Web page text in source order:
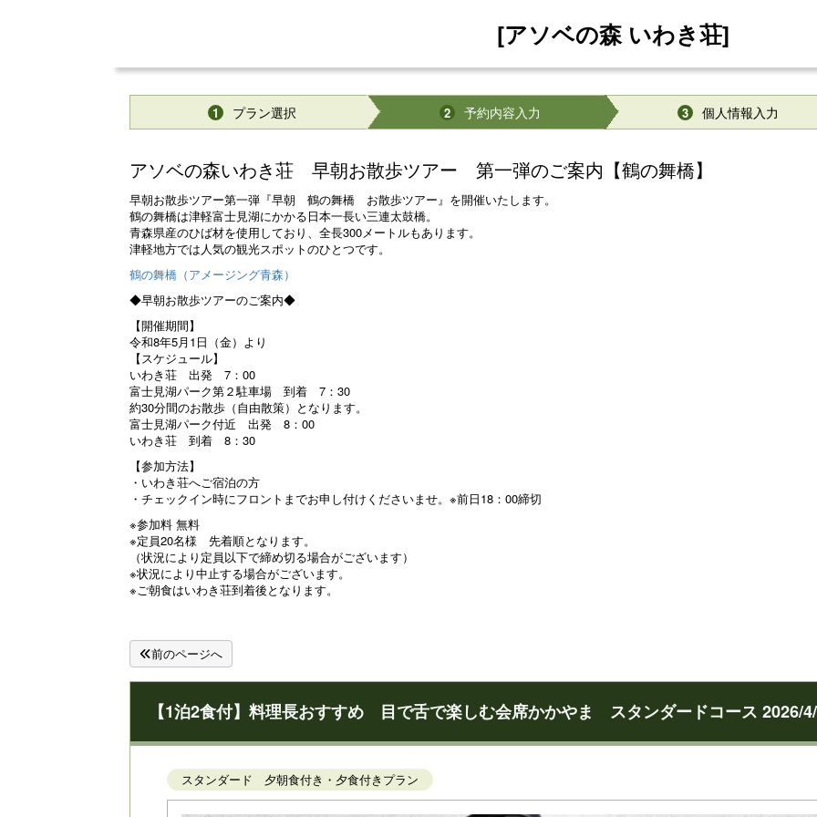
[アソベの森 いわき荘]
1 プラン選択 2 予約内容入力 3 個人情報入力
アソベの森いわき荘 早朝お散歩ツアー 第一弾のご案内【鶴の舞橋】
早朝お散歩ツアー第一弾『早朝 鶴の舞橋 お散歩ツアー』を開催いたします。
鶴の舞橋は津軽富士見湖にかかる日本一長い三連太鼓橋。
青森県産のひば材を使用しており、全長300メートルもあります。
津軽地方では人気の観光スポットのひとつです。
鶴の舞橋（アメージング青森）
◆早朝お散歩ツアーのご案内◆
【開催期間】
令和8年5月1日（金）より
【スケジュール】
いわき荘 出発 7：00
富士見湖パーク第２駐車場 到着 7：30
約30分間のお散歩（自由散策）となります。
富士見湖パーク付近 出発 8：00
いわき荘 到着 8：30
【参加方法】
・いわき荘へご宿泊の方
・チェックイン時にフロントまでお申し付けくださいませ。※前日18：00締切
※参加料 無料
※定員20名様 先着順となります。
（状況により定員以下で締め切る場合がございます）
※状況により中止する場合がございます。
※ご朝食はいわき荘到着後となります。
前のページへ
【1泊2食付】料理長おすすめ 目で舌で楽しむ会席かかやま スタンダードコース 2026/
スタンダード 夕朝食付き・夕食付きプラン